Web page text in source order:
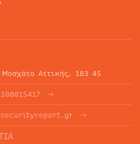
Αττικής, 183 45